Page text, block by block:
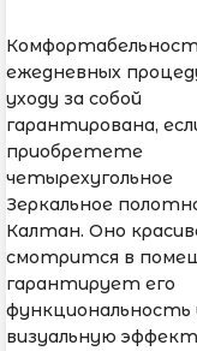
ежедневных
уходу за собой
гарантирована,
приобретете
четырехугольное
Зеркальное
Калтан. Оно
смотрится в
гарантирует его
функциональность
визуальную